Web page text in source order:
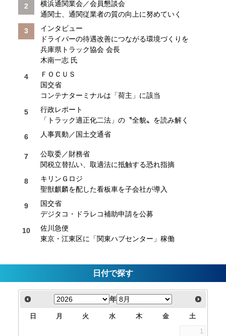
横浜通関業会／会員懇談会
通関士、通関従業者の質の向上に努めていく
インタビュー
ドライバーの待遇改善につながる環境づくりを
兵庫県トラック協会 会長
木南一志 氏
ＦＯＣＵＳ
国交省
コンテナターミナルは「荷主」に該当
行政レポート
「トラック適正化二法」の〝全貌〟を読み解く
人事異動／国土交通省
公取委／財務省
関税立替払い、取適法に抵触する恐れ指摘
キリンＧロジ
聖獣麒麟を配した看板車を子会社が導入
国交省
デジタコ・ドラレコ補助申請を公募
佐川急便
東京・江東区に「関東ハブセンター」稼働
日付で探す
年
日 月 火 水 木 金 土
1